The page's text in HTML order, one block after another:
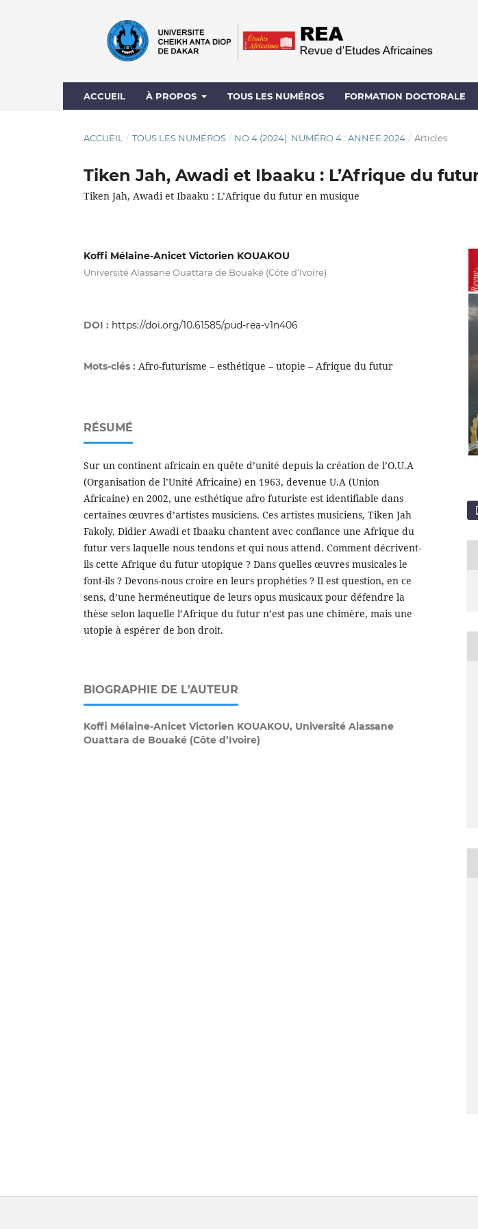
ACCUEIL À PROPOS TOUS LES NUMÉROS FORMATION DOCTORALE
ACCUEIL / TOUS LES NUMÉROS / NO 4 (2024): NUMÉRO 4 : ANNÉE 2024 / Articles
Tiken Jah, Awadi et Ibaaku : L’Afrique du
Tiken Jah, Awadi et Ibaaku : L’Afrique du futur en musique
Koffi Mélaine-Anicet Victorien KOUAKOU
Université Alassane Ouattara de Bouaké (Côte d’Ivoire)
DOI : https://doi.org/10.61585/pud-rea-v1n406
Mots-clés : Afro-futurisme – esthétique – utopie – Afrique du futur
RÉSUMÉ
Sur un continent africain en quête d’unité depuis la création de l’O.U.A
(Organisation de l’Unité Africaine) en 1963, devenue U.A (Union
Africaine) en 2002, une esthétique afro futuriste est identifiable dans
certaines œuvres d’artistes musiciens. Ces artistes musiciens, Tiken Jah
Fakoly, Didier Awadi et Ibaaku chantent avec confiance une Afrique du
futur vers laquelle nous tendons et qui nous attend. Comment décrivent-
ils cette Afrique du futur utopique ? Dans quelles œuvres musicales le
font-ils ? Devons-nous croire en leurs prophéties ? Il est question, en ce
sens, d’une herméneutique de leurs opus musicaux pour défendre la
thèse selon laquelle l’Afrique du futur n’est pas une chimère, mais une
utopie à espérer de bon droit.
BIOGRAPHIE DE L'AUTEUR
Koffi Mélaine-Anicet Victorien KOUAKOU, Université Alassane
Ouattara de Bouaké (Côte d’Ivoire)